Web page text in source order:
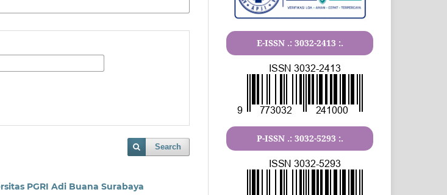
Search
PGRI Adi Buana Surabaya
E-ISSN .: 3032-2413 :.
P-ISSN .: 3032-5293 :.